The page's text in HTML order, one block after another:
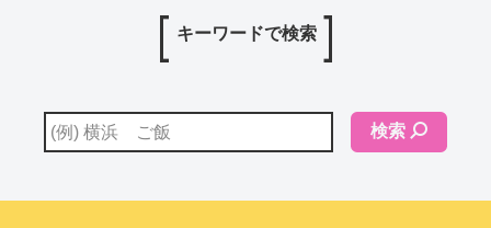
キーワードで検索
検索